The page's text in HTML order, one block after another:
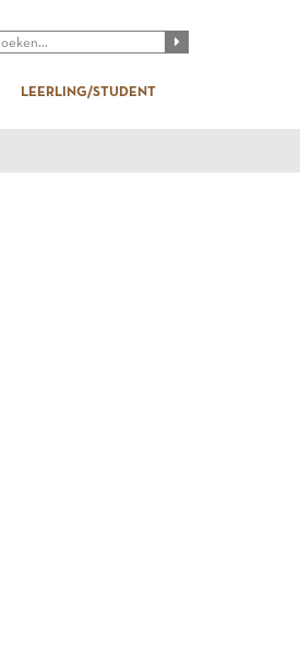
LEERLING/STUDENT